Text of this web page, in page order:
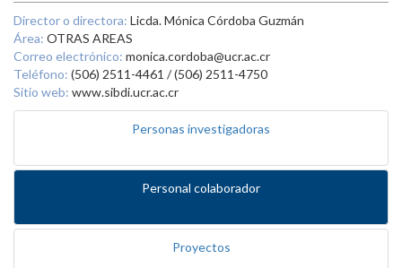
Director o directora: Licda. Mónica Córdoba Guzmán
Área: OTRAS AREAS
Correo electrónico: monica.cordoba@ucr.ac.cr
Teléfono: (506) 2511-4461 / (506) 2511-4750
Sitio web: www.sibdi.ucr.ac.cr
Personas investigadoras
Personal colaborador
Proyectos